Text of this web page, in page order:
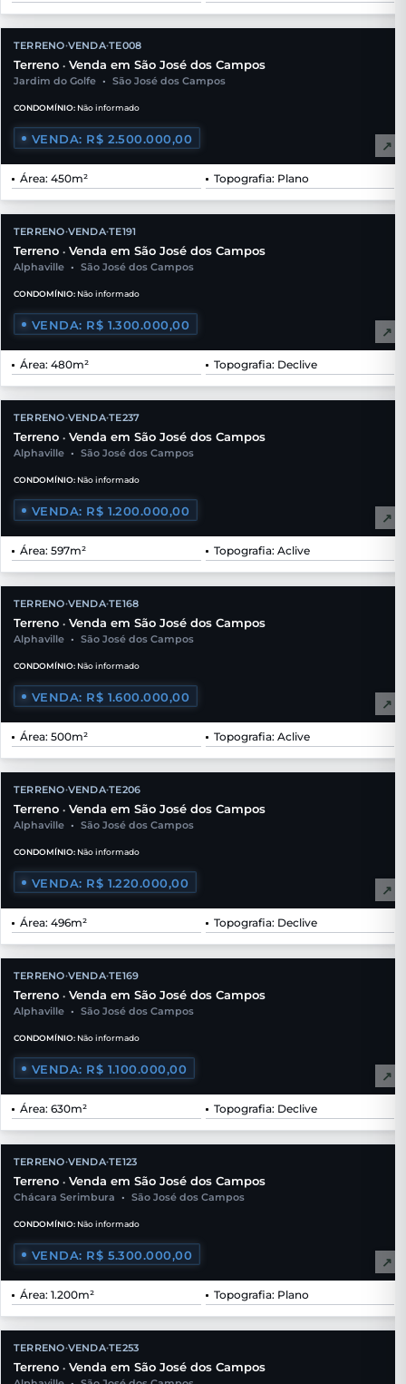
TERRENO•VENDA•TE008
Terreno • Venda em São José dos Campos
Jardim do Golfe • São José dos Campos
CONDOMÍNIO: Não informado
VENDA: R$ 2.500.000,00 ↗
Área: 450m² Topografia: Plano
TERRENO•VENDA•TE191
Terreno • Venda em São José dos Campos
Alphaville • São José dos Campos
CONDOMÍNIO: Não informado
VENDA: R$ 1.300.000,00 ↗
Área: 480m² Topografia: Declive
TERRENO•VENDA•TE237
Terreno • Venda em São José dos Campos
Alphaville • São José dos Campos
CONDOMÍNIO: Não informado
VENDA: R$ 1.200.000,00 ↗
Área: 597m² Topografia: Aclive
TERRENO•VENDA•TE168
Terreno • Venda em São José dos Campos
Alphaville • São José dos Campos
CONDOMÍNIO: Não informado
VENDA: R$ 1.600.000,00 ↗
Área: 500m² Topografia: Aclive
TERRENO•VENDA•TE206
Terreno • Venda em São José dos Campos
Alphaville • São José dos Campos
CONDOMÍNIO: Não informado
VENDA: R$ 1.220.000,00 ↗
Área: 496m² Topografia: Declive
TERRENO•VENDA•TE169
Terreno • Venda em São José dos Campos
Alphaville • São José dos Campos
CONDOMÍNIO: Não informado
VENDA: R$ 1.100.000,00 ↗
Área: 630m² Topografia: Declive
TERRENO•VENDA•TE123
Terreno • Venda em São José dos Campos
Chácara Serimbura • São José dos Campos
CONDOMÍNIO: Não informado
VENDA: R$ 5.300.000,00 ↗
Área: 1.200m² Topografia: Plano
TERRENO•VENDA•TE253
Terreno • Venda em São José dos Campos